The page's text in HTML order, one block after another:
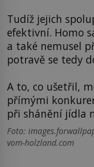
Tudíž jejich
efektivní. Homo
a také nemusel
potravě se tedy
A to, co ušetřil,
přímými
při shánění jídla
Foto:
vom-holzland.com